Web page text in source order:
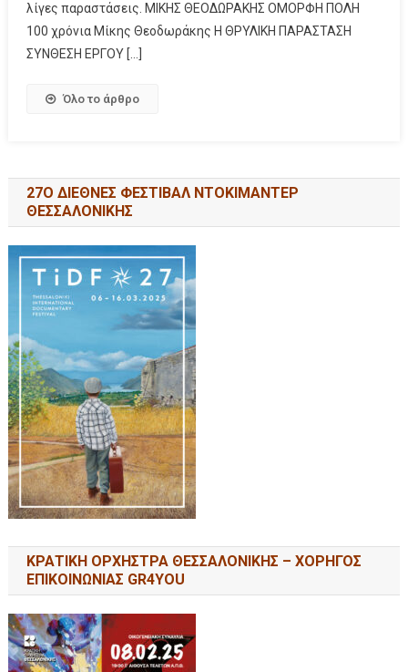
λίγες παραστάσεις. ΜΙΚΗΣ ΘΕΟΔΩΡΑΚΗΣ ΟΜΟΡΦΗ ΠΟΛΗ
100 χρόνια Μίκης Θεοδωράκης Η ΘΡΥΛΙΚΗ ΠΑΡΑΣΤΑΣΗ
ΣΥΝΘΕΣΗ ΕΡΓΟΥ […]
Όλο το άρθρο
27Ο ΔΙΕΘΝΕΣ ΦΕΣΤΙΒΑΛ ΝΤΟΚΙΜΑΝΤΕΡ
ΘΕΣΣΑΛΟΝΙΚΗΣ
ΚΡΑΤΙΚΗ ΟΡΧΗΣΤΡΑ ΘΕΣΣΑΛΟΝΙΚΗΣ – ΧΟΡΗΓΟΣ
ΕΠΙΚΟΙΝΩΝΙΑΣ GR4YOU